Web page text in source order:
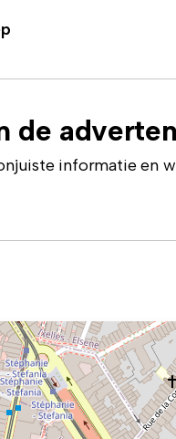
de
informatie en